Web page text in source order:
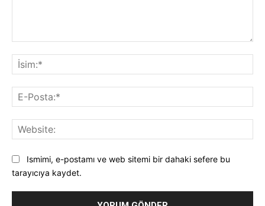
Ismimi, e-postamı ve web sitemi bir dahaki sefere bu
tarayıcıya kaydet.